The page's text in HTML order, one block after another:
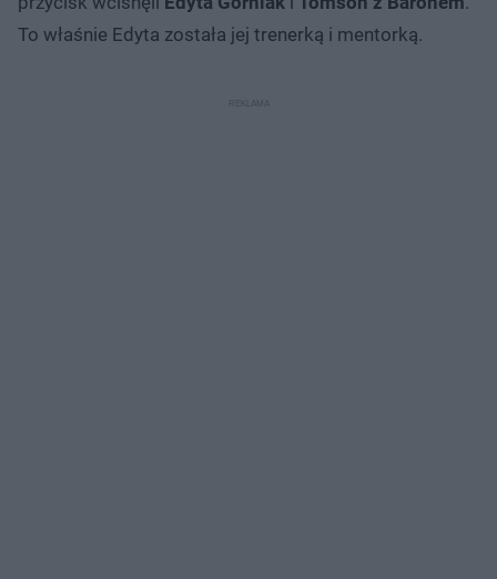
To właśnie Edyta została jej trenerką i mentorką.